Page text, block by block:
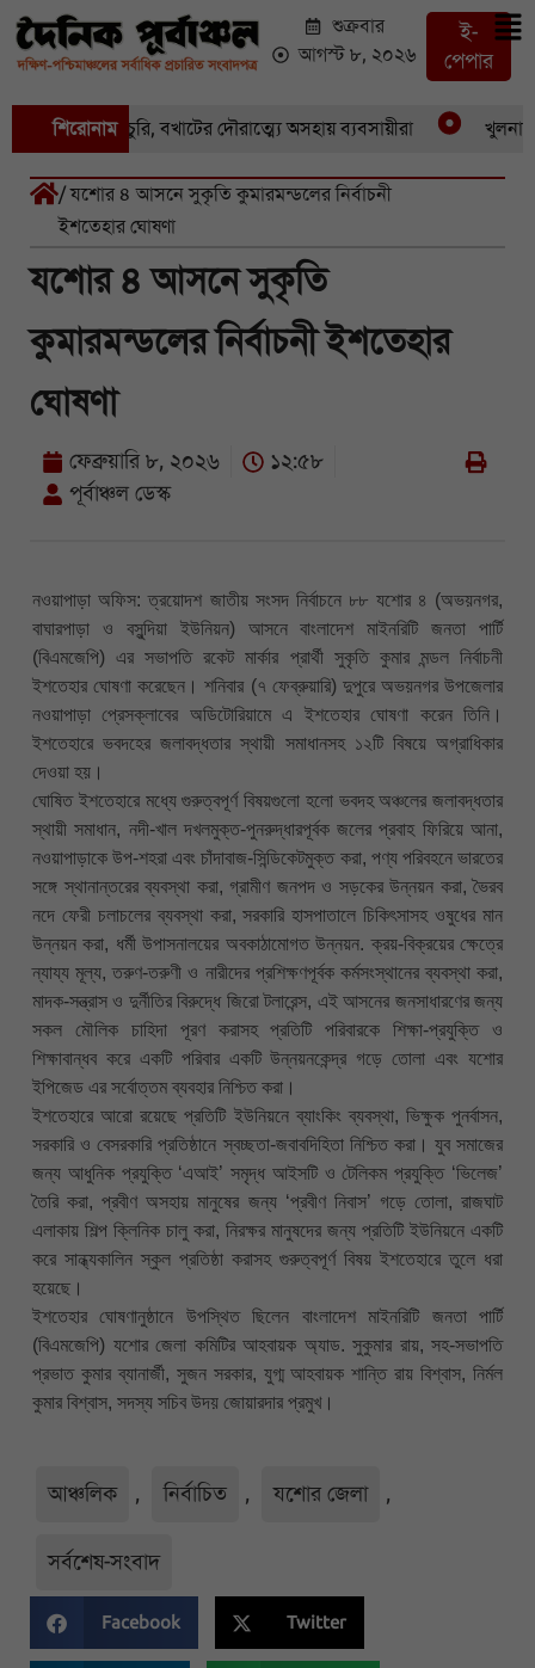
শুক্রবার
আগস্ট ৮, ২০২৬
ই-
পেপার
শিরোনাম
পর একচুরি, বখাটের দৌরাত্ম্যে অসহায় ব্যবসায়ীরা খুলনার
/ যশোর ৪ আসনে সুকৃতি কুমারমন্ডলের নির্বাচনী
ইশতেহার ঘোষণা
যশোর ৪ আসনে সুকৃতি
কুমারমন্ডলের নির্বাচনী ইশতেহার
ঘোষণা
ফেব্রুয়ারি ৮, ২০২৬
১২:৫৮
পূর্বাঞ্চল ডেস্ক
নওয়াপাড়া অফিস: ত্রয়োদশ জাতীয় সংসদ নির্বাচনে ৮৮ যশোর ৪ (অভয়নগর,
বাঘারপাড়া ও বসুন্দিয়া ইউনিয়ন) আসনে বাংলাদেশ মাইনরিটি জনতা পার্টি
(বিএমজেপি) এর সভাপতি রকেট মার্কার প্রার্থী সুকৃতি কুমার মন্ডল নির্বাচনী
ইশতেহার ঘোষণা করেছেন। শনিবার (৭ ফেব্রুয়ারি) দুপুরে অভয়নগর উপজেলার
নওয়াপাড়া প্রেসক্লাবের অডিটোরিয়ামে এ ইশতেহার ঘোষণা করেন তিনি।
ইশতেহারে ভবদহের জলাবদ্ধতার স্থায়ী সমাধানসহ ১২টি বিষয়ে অগ্রাধিকার
দেওয়া হয়।
ঘোষিত ইশতেহারে মধ্যে গুরুত্বপূর্ণ বিষয়গুলো হলো ভবদহ অঞ্চলের জলাবদ্ধতার
স্থায়ী সমাধান, নদী-খাল দখলমুক্ত-পুনরুদ্ধারপূর্বক জলের প্রবাহ ফিরিয়ে আনা,
নওয়াপাড়াকে উপ-শহরা এবং চাঁদাবাজ-সিন্ডিকেটমুক্ত করা, পণ্য পরিবহনে ভারতের
সঙ্গে স্থানান্তরের ব্যবস্থা করা, গ্রামীণ জনপদ ও সড়কের উন্নয়ন করা, ভৈরব
নদে ফেরী চলাচলের ব্যবস্থা করা, সরকারি হাসপাতালে চিকিৎসাসহ ওষুধের মান
উন্নয়ন করা, ধর্মী উপাসনালয়ের অবকাঠামোগত উন্নয়ন. ক্রয়-বিক্রয়ের ক্ষেত্রে
ন্যায্য মূল্য, তরুণ-তরুণী ও নারীদের প্রশিক্ষণপূর্বক কর্মসংস্থানের ব্যবস্থা করা,
মাদক-সন্ত্রাস ও দুর্নীতির বিরুদ্ধে জিরো টলারেন্স, এই আসনের জনসাধারণের জন্য
সকল মৌলিক চাহিদা পূরণ করাসহ প্রতিটি পরিবারকে শিক্ষা-প্রযুক্তি ও
শিক্ষাবান্ধব করে একটি পরিবার একটি উন্নয়নকেন্দ্র গড়ে তোলা এবং যশোর
ইপিজেড এর সর্বোত্তম ব্যবহার নিশ্চিত করা।
ইশতেহারে আরো রয়েছে প্রতিটি ইউনিয়নে ব্যাংকিং ব্যবস্থা, ভিক্ষুক পুনর্বাসন,
সরকারি ও বেসরকারি প্রতিষ্ঠানে স্বচ্ছতা-জবাবদিহিতা নিশ্চিত করা। যুব সমাজের
জন্য আধুনিক প্রযুক্তি ‘এআই’ সমৃদ্ধ আইসটি ও টেলিকম প্রযুক্তি ‘ভিলেজ’
তৈরি করা, প্রবীণ অসহায় মানুষের জন্য ‘প্রবীণ নিবাস’ গড়ে তোলা, রাজঘাট
এলাকায় শিল্প ক্লিনিক চালু করা, নিরক্ষর মানুষদের জন্য প্রতিটি ইউনিয়নে একটি
করে সান্ধ্যকালিন স্কুল প্রতিষ্ঠা করাসহ গুরুত্বপূর্ণ বিষয় ইশতেহারে তুলে ধরা
হয়েছে।
ইশতেহার ঘোষণানুষ্ঠানে উপস্থিত ছিলেন বাংলাদেশ মাইনরিটি জনতা পার্টি
(বিএমজেপি) যশোর জেলা কমিটির আহবায়ক অ্যাড. সুকুমার রায়, সহ-সভাপতি
প্রভাত কুমার ব্যানার্জী, সুজন সরকার, যুগ্ম আহবায়ক শান্তি রায় বিশ্বাস, নির্মল
কুমার বিশ্বাস, সদস্য সচিব উদয় জোয়ারদার প্রমুখ।
আঞ্চলিক , নির্বাচিত , যশোর জেলা ,
সর্বশেষ-সংবাদ
Facebook Twitter